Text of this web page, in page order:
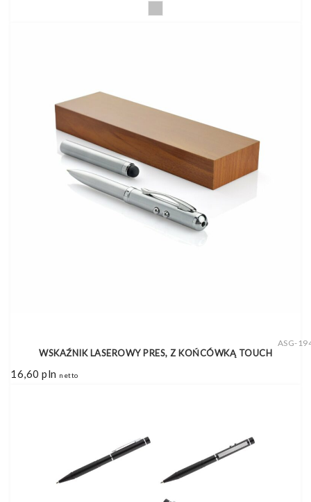
ASG-
WSKAŹNIK LASEROWY PRES, Z KOŃCÓWKĄ TOUCH
16,60 pln netto